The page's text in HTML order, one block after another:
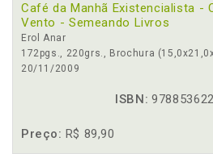
Café da Manhã Existencialista -
Vento - Semeando Livros
Erol Anar
172pgs., 220grs., Brochura
20/11/2009
ISBN:
Preço: R$ 89,90